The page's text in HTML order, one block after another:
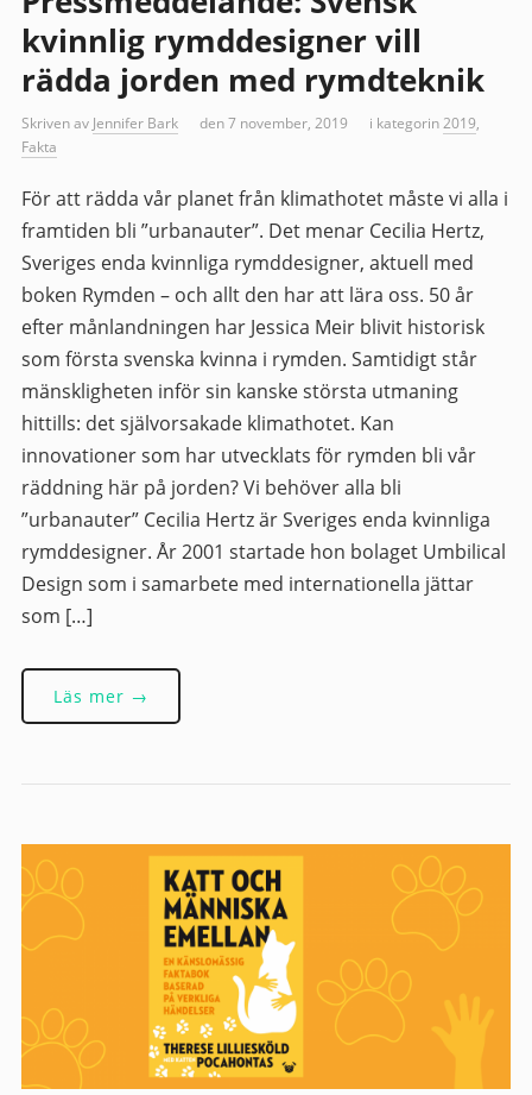
kvinnlig rymddesigner vill
rädda jorden med rymdteknik
Skriven av Jennifer Bark den 7 november, 2019 i kategorin2019,
Fakta
För att rädda vår planet från klimathotet måste vi alla i
framtiden bli ”urbanauter”. Det menar Cecilia Hertz,
Sveriges enda kvinnliga rymddesigner, aktuell med
boken Rymden – och allt den har att lära oss. 50 år
efter månlandningen har Jessica Meir blivit historisk
som första svenska kvinna i rymden. Samtidigt står
mänskligheten inför sin kanske största utmaning
hittills: det självorsakade klimathotet. Kan
innovationer som har utvecklats för rymden bli vår
räddning här på jorden? Vi behöver alla bli
”urbanauter” Cecilia Hertz är Sveriges enda kvinnliga
rymddesigner. År 2001 startade hon bolaget Umbilical
Design som i samarbete med internationella jättar
som […]
Läs mer →